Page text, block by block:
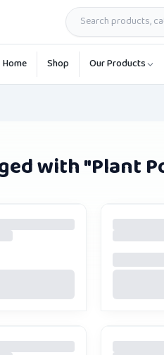
Home Shop Our Products
with "Plant